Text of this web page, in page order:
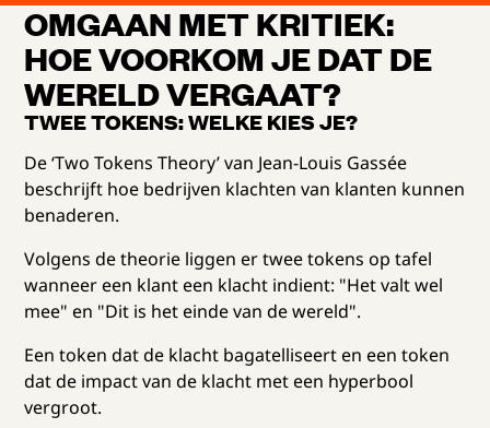
OMGAAN MET KRITIEK:
HOE VOORKOM JE DAT DE
WERELD VERGAAT?
TWEE TOKENS: WELKE KIES JE?
De ‘Two Tokens Theory’ van Jean-Louis Gassée
beschrijft hoe bedrijven klachten van klanten kunnen
benaderen.
Volgens de theorie liggen er twee tokens op tafel
wanneer een klant een klacht indient: "Het valt wel
mee" en "Dit is het einde van de wereld".
Een token dat de klacht bagatelliseert en een token
dat de impact van de klacht met een hyperbool
vergroot.